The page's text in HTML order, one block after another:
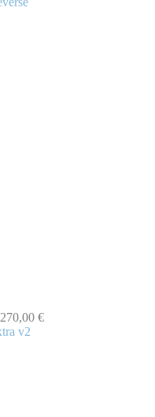
270,00 €